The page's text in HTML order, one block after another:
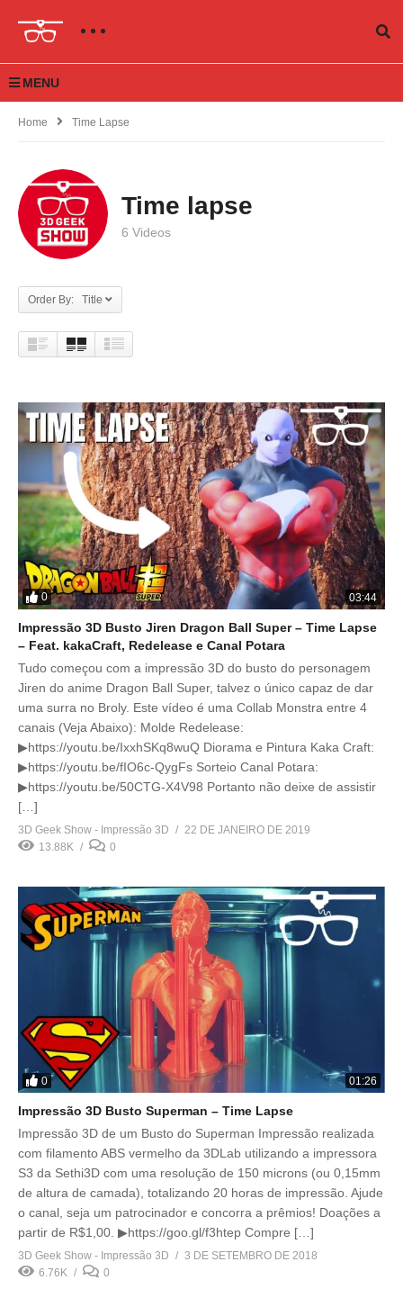
MENU
Home Time Lapse
Time lapse
6 Videos
Order By: Title
0 03:44
Impressão 3D Busto Jiren Dragon Ball Super – Time Lapse
– Feat. kakaCraft, Redelease e Canal Potara
Tudo começou com a impressão 3D do busto do personagem
Jiren do anime Dragon Ball Super, talvez o único capaz de dar
uma surra no Broly. Este vídeo é uma Collab Monstra entre 4
canais (Veja Abaixo): Molde Redelease:
▶https://youtu.be/IxxhSKq8wuQ Diorama e Pintura Kaka Craft:
▶https://youtu.be/fIO6c-QygFs Sorteio Canal Potara:
▶https://youtu.be/50CTG-X4V98 Portanto não deixe de assistir
[…]
3D Geek Show - Impressão 3D
22 DE JANEIRO DE 2019
13.88K
0
0 01:26
Impressão 3D Busto Superman – Time Lapse
Impressão 3D de um Busto do Superman Impressão realizada
com filamento ABS vermelho da 3DLab utilizando a impressora
S3 da Sethi3D com uma resolução de 150 microns (ou 0,15mm
de altura de camada), totalizando 20 horas de impressão. Ajude
o canal, seja um patrocinador e concorra a prêmios! Doações a
partir de R$1,00. ▶https://goo.gl/f3htep Compre […]
3D Geek Show - Impressão 3D
3 DE SETEMBRO DE 2018
6.76K
0